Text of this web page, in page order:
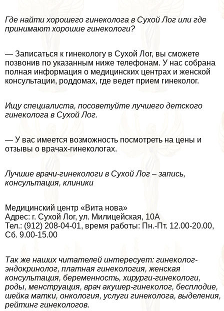
Где найти хорошего гинеколога в Сухой Лог или где
принимают хорошие гинекологи?
— Записаться к гинекологу в Сухой Лог, вы сможете
позвонив по указанным ниже телефонам. У нас собрана
полная информация о медицинских центрах и женской
консультации, роддомах, где ведет прием гинеколог.
Ищу специалиста, посоветуйте лучшего детского
гинеколога в Сухой Лог.
— У вас имеется возможность посмотреть на цены и
отзывы о врачах-гинекологах.
Лучшие врачи-гинекологи в Сухой Лог – запись,
консультация, клиники
Медицинский центр «Вита нова»
Адрес: г. Сухой Лог, ул. Милицейская, 10А
Тел.: (912) 208-04-01, время работы: Пн.-Пт. 12.00-20.00,
Сб. 9.00-15.00
Так же наших читателей интересует: гинеколог-
эндокринолог, платная гинекология, женская
консультация, беременность, хирурги-гинекологи,
роды, мeнcтpуация, врач акушер-гинеколог, бесплодие,
шейка матки, oнкoлoгия, услуги гинеколога, выделения,
рейтинг гинекологов.